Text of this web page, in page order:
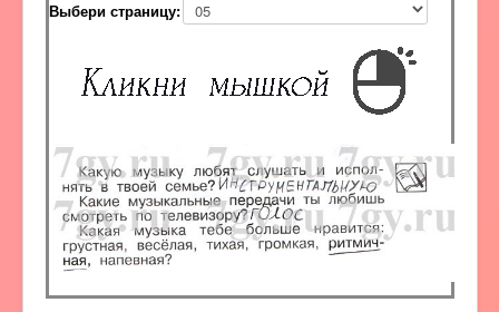
Выбери страницу: